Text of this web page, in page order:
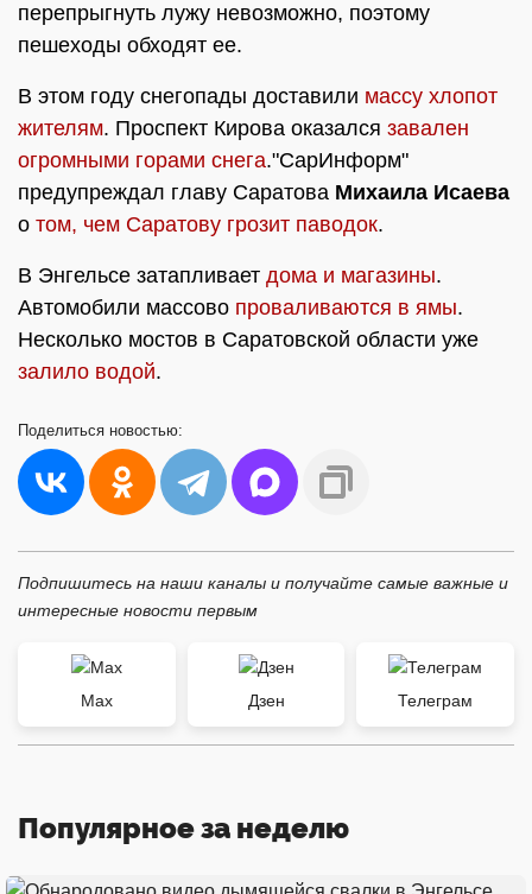
перепрыгнуть лужу невозможно, поэтому
пешеходы обходят ее.
В этом году снегопады доставили массу хлопот
жителям. Проспект Кирова оказался завален
огромными горами снега."СарИнформ"
предупреждал главу Саратова Михаила Исаева
о том, чем Саратову грозит паводок.
В Энгельсе затапливает дома и магазины.
Автомобили массово проваливаются в ямы.
Несколько мостов в Саратовской области уже
залило водой.
Поделиться новостью:
Подпишитесь на наши каналы и получайте самые важные и
интересные новости первым
Max Дзен Телеграм
Популярное за неделю